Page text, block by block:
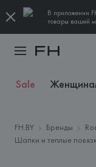
В приложении
товары вашей
Sale
FH.BY Бренды
Шапки и теплые